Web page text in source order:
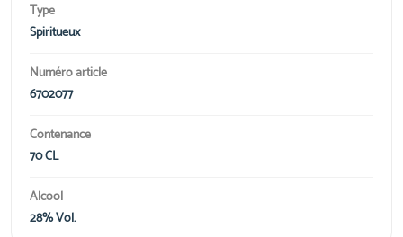
Type
Spiritueux
Numéro article
6702077
Contenance
70 CL
Alcool
28% Vol.